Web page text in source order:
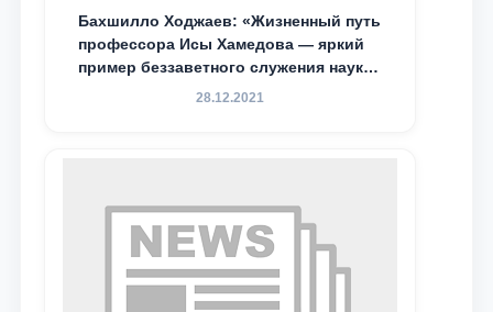
Бахшилло Ходжаев: «Жизненный путь
профессора Исы Хамедова — яркий
пример беззаветного служения науке,
Родине и воспитанию молодого
28.12.2021